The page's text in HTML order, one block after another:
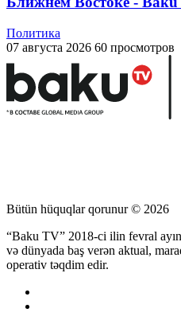
Политика
07 августа 2026 60 просмотров
Bütün hüquqlar qorunur © 2026
“Baku TV” 2018-ci ilin fevral
və dünyada baş verən aktual,
operativ təqdim edir.